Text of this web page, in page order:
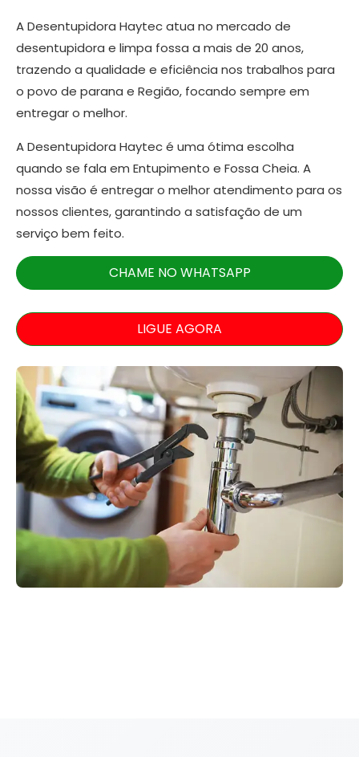
A Desentupidora Haytec atua no mercado de
desentupidora e limpa fossa a mais de 20 anos,
trazendo a qualidade e eficiência nos trabalhos para
o povo de parana e Região, focando sempre em
entregar o melhor.
A Desentupidora Haytec é uma ótima escolha
quando se fala em Entupimento e Fossa Cheia. A
nossa visão é entregar o melhor atendimento para os
nossos clientes, garantindo a satisfação de um
serviço bem feito.
CHAME NO WHATSAPP
LIGUE AGORA